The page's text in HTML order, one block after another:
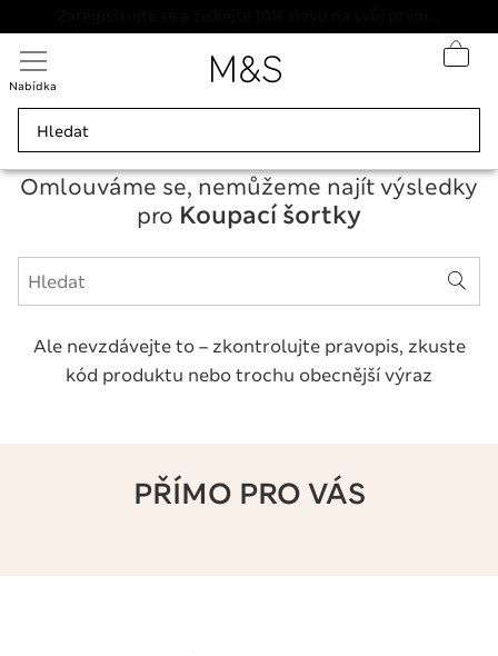
Nabídka
Omlouváme se, nemůžeme najít výsledky
pro Koupací šortky
Ale nevzdávejte to – zkontrolujte pravopis, zkuste
kód produktu nebo trochu obecnější výraz
PŘÍMO PRO VÁS